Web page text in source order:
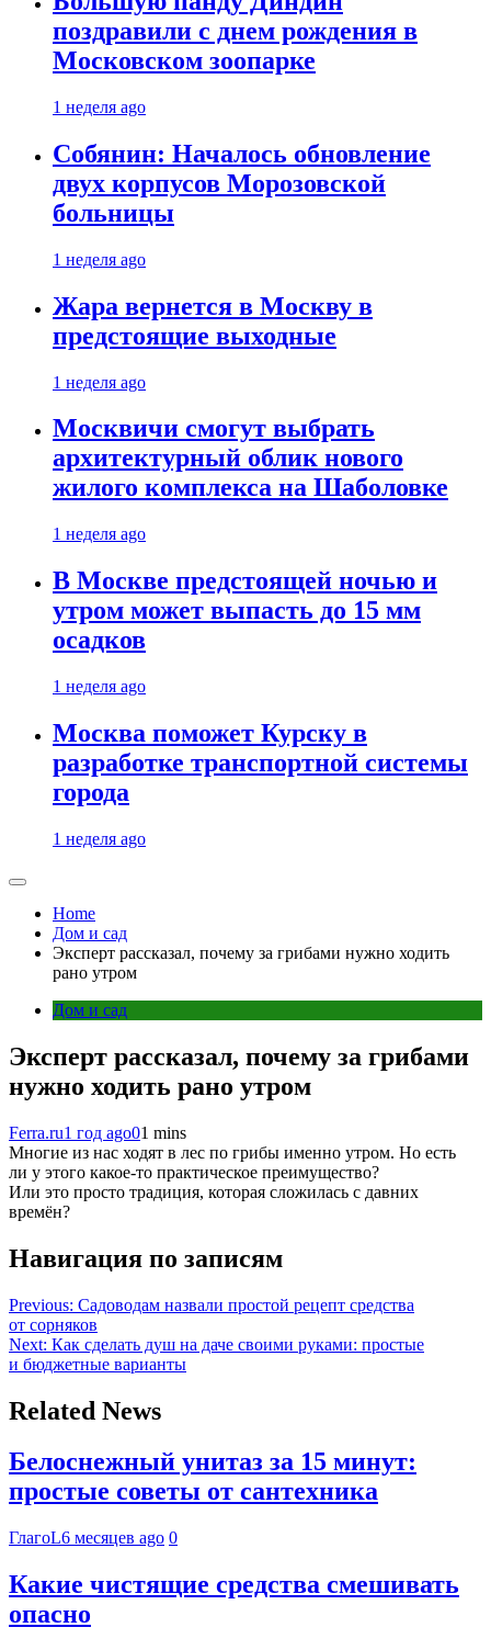
поздравили с днем рождения в
Московском зоопарке
1 неделя ago
Собянин: Началось обновление
двух корпусов Морозовской
больницы
1 неделя ago
Жара вернется в Москву в
предстоящие выходные
1 неделя ago
Москвичи смогут выбрать
архитектурный облик нового
жилого комплекса на Шаболовке
1 неделя ago
В Москве предстоящей ночью и
утром может выпасть до 15 мм
осадков
1 неделя ago
Москва поможет Курску в
разработке транспортной системы
города
1 неделя ago
Home
Дом и сад
Эксперт рассказал, почему за грибами нужно ходить
рано утром
Дом и сад
Эксперт рассказал, почему за грибами
нужно ходить рано утром
Ferra.ru1 год ago01 mins
Многие из нас ходят в лес по грибы именно утром. Но есть
ли у этого какое-то практическое преимущество?
Или это просто традиция, которая сложилась с давних
времён?
Навигация по записям
Previous: Садоводам назвали простой рецепт средства
от сорняков
Next: Как сделать душ на даче своими руками: простые
и бюджетные варианты
Related News
Белоснежный унитаз за 15 минут:
простые советы от сантехника
ГлагоL6 месяцев ago 0
Какие чистящие средства смешивать
опасно